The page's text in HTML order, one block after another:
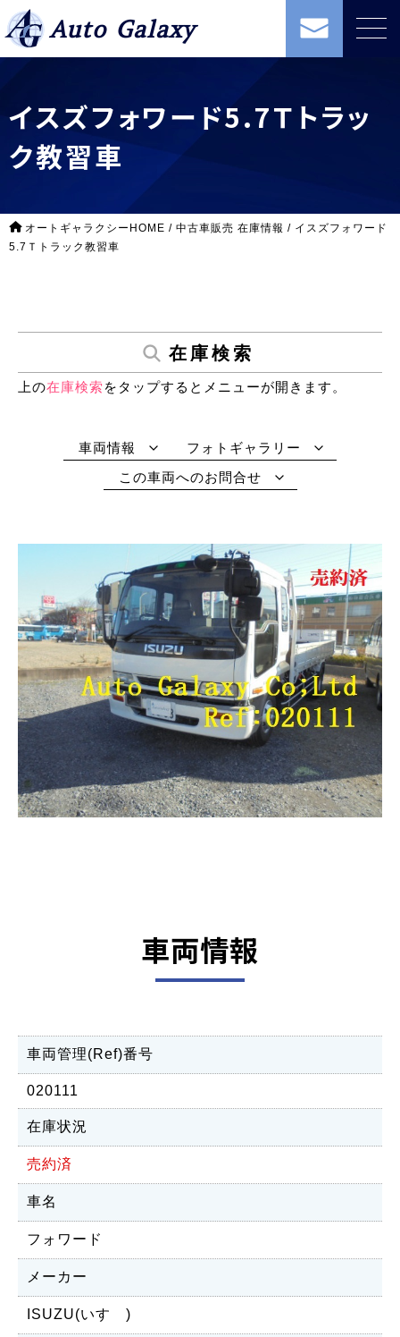
Auto Galaxy
イスズフォワード5.7Ｔトラッ
ク教習車
オートギャラクシーHOME / 中古車販売 在庫情報 / イスズフォワード
5.7Ｔトラック教習車
在庫検索
上の在庫検索をタップするとメニューが開きます。
車両情報
フォトギャラリー
この車両へのお問合せ
車両情報
車両管理(Ref)番号
020111
在庫状況
売約済
車名
フォワード
メーカー
ISUZU(いすゞ)